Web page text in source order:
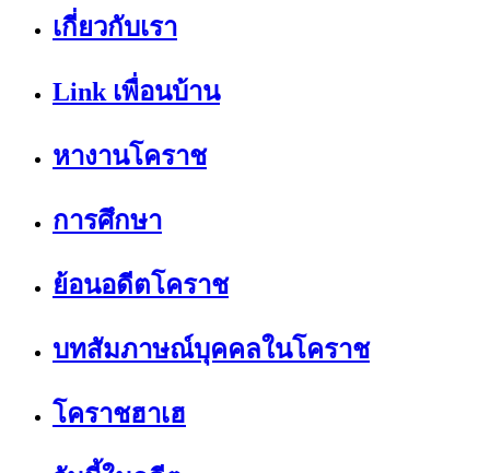
เกี่ยวกับเรา
Link เพื่อนบ้าน
หางานโคราช
การศึกษา
ย้อนอดีตโคราช
บทสัมภาษณ์บุคคลในโคราช
โคราชฮาเฮ